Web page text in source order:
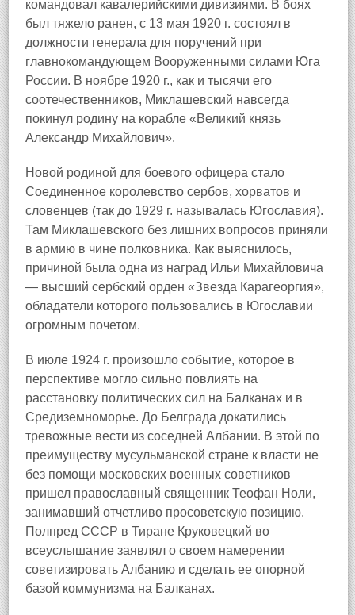
командовал кавалерийскими дивизиями. В боях
был тяжело ранен, с 13 мая 1920 г. состоял в
должности генерала для поручений при
главнокомандующем Вооруженными силами Юга
России. В ноябре 1920 г., как и тысячи его
соотечественников, Миклашевский навсегда
покинул родину на корабле «Великий князь
Александр Михайлович».
Новой родиной для боевого офицера стало
Соединенное королевство сербов, хорватов и
словенцев (так до 1929 г. называлась Югославия).
Там Миклашевского без лишних вопросов приняли
в армию в чине полковника. Как выяснилось,
причиной была одна из наград Ильи Михайловича
— высший сербский орден «Звезда Карагеоргия»,
обладатели которого пользовались в Югославии
огромным почетом.
В июле 1924 г. произошло событие, которое в
перспективе могло сильно повлиять на
расстановку политических сил на Балканах и в
Средиземноморье. До Белграда докатились
тревожные вести из соседней Албании. В этой по
преимуществу мусульманской стране к власти не
без помощи московских военных советников
пришел православный священник Теофан Ноли,
занимавший отчетливо просоветскую позицию.
Полпред СССР в Тиране Круковецкий во
всеуслышание заявлял о своем намерении
советизировать Албанию и сделать ее опорной
базой коммунизма на Балканах.